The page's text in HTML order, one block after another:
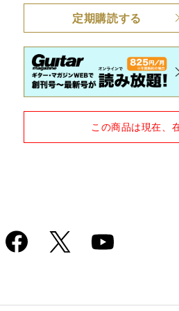
雑誌
仕様 A4変形判
定期購読する
この商品は現在、
k
X Youtube